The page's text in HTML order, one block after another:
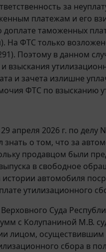
за
платежам и его
таможенных
На ФТС только
Поэтому в данном
взыскания
и зачета излишне
ФТС по взысканию
апреля 2026 г. по делу
о том, что за
продавцом были
в свободное
автомобиля
утилизационного
Суда
с Колупаниной М.В.
лицом, осуществившим
сбора в